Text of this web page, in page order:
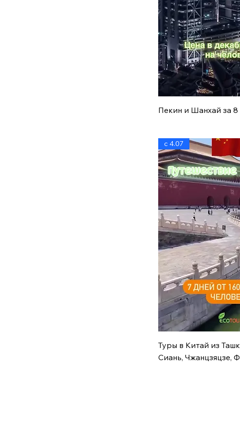
Быстрый
Пекин и Шанхай за 8
Быстрый
с 4.07
Туры в Китай из
Сиань, Чжанцзяцзе,